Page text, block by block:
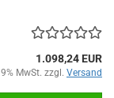
1.098,24 EUR
MwSt. zzgl. Versand